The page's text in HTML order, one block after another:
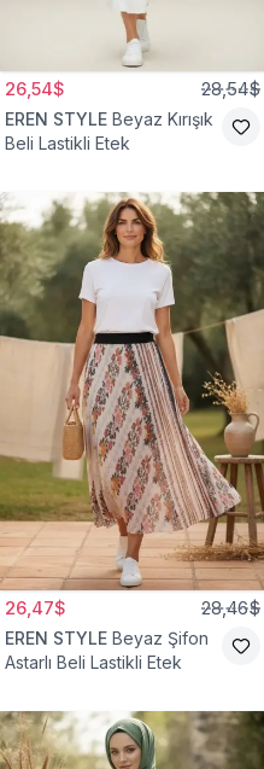
26,54$ 28,54$
EREN STYLE Beyaz Kırışık
Beli Lastikli Etek
26,47$ 28,46$
EREN STYLE Beyaz Şifon
Astarlı Beli Lastikli Etek